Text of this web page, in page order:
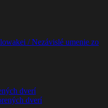
/ Nezávislé umenie zo
dverí
dverí